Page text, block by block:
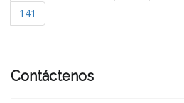
141
Contáctenos